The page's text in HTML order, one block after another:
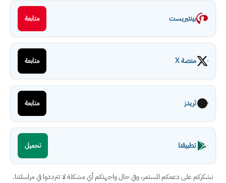
بينتيريست متابعة
منصة X متابعة
ثريدز متابعة
تطبيقنا تحميل
نشكركم على دعمكم المستمر، وفي حال واجهتكم أي مشكلة لا تترددوا في مراسلتنا.